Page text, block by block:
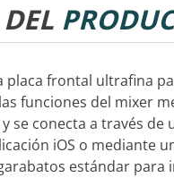
placa frontal ultrafina
funciones del mixer
se conecta a través
iOS o mediante
estándar